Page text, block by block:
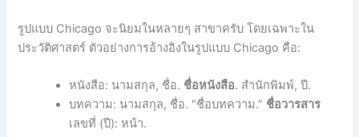
รูปแบบ Chicago จะนิยมในหลายๆ สาขาครับ โดยเฉพาะใน
ประวัติศาสตร์ ตัวอย่างการอ้างอิงในรูปแบบ Chicago คือ:
หนังสือ: นามสกุล, ชื่อ. ชื่อหนังสือ. สำนักพิมพ์, ปี.
บทความ: นามสกุล, ชื่อ. “ชื่อบทความ.” ชื่อวารสาร
เลขที่ (ปี): หน้า.